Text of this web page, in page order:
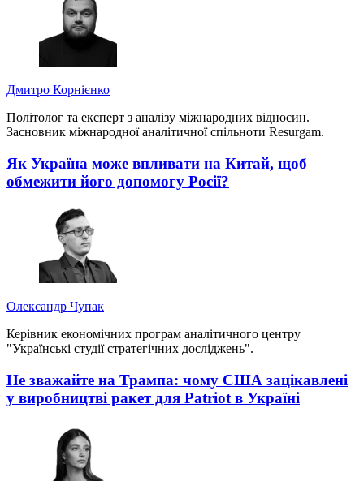
Дмитро Корнієнко
Політолог та експерт з аналізу міжнародних відносин.
Засновник міжнародної аналітичної спільноти Resurgam.
Як Україна може впливати на Китай, щоб
обмежити його допомогу Росії?
Олександр Чупак
Керівник економічних програм аналітичного центру
"Українські студії стратегічних досліджень".
Не зважайте на Трампа: чому США зацікавлені
у виробництві ракет для Patriot в Україні